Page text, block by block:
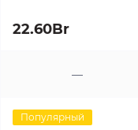
22.60Br
Популярный